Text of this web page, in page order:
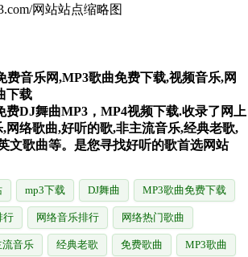
费音乐网,MP3歌曲免费下载,视频音乐,网
下载
费DJ舞曲MP3，MP4视频下载.收录了网上
网络歌曲,好听的歌,非主流音乐,经典老歌,
文歌曲等。是您寻找好听的歌首选网站
mp3下载 DJ舞曲 MP3歌曲免费下载
行 网络音乐排行 网络热门歌曲
流音乐 经典老歌 免费歌曲 MP3歌曲